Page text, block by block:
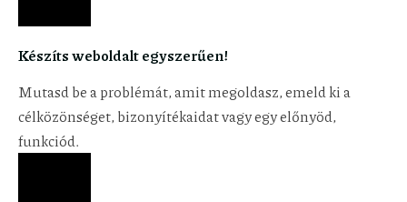
Készíts weboldalt egyszerűen!
Mutasd be a problémát, amit megoldasz, emeld ki a
célközönséget, bizonyítékaidat vagy egy előnyöd,
funkciód.